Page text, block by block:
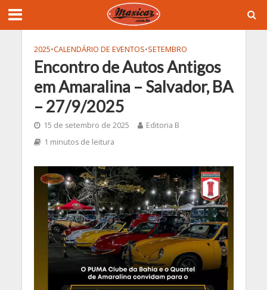
2025•CALENDÁRIO DE EVENTOS•SETEMBRO
Encontro de Autos Antigos
em Amaralina – Salvador, BA
– 27/9/2025
15 de setembro de 2025
Editoria B
1 minutos de leitura